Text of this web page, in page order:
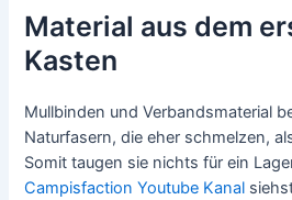
Material aus dem
Kasten
Mullbinden und Verbandsmaterial
Naturfasern, die eher schmelzen,
Somit taugen sie nichts für ein
Campisfaction Youtube Kanal